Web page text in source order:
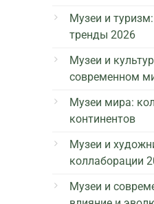
Музеи и
тренды 2026
Музеи и
современном
Музеи мира:
континентов
Музеи и
коллаборации
Музеи и